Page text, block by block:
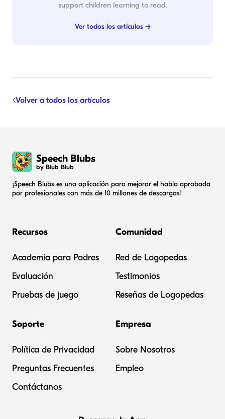
support children learning to read.
Ver todos los artículos →
Volver a todos los artículos
Speech Blubs
by Blub Blub
¡Speech Blubs es una aplicación para mejorar el habla aprobada
por profesionales con más de 10 millones de descargas!
Recursos
Academia para Padres
Evaluación
Pruebas de juego
Comunidad
Red de Logopedas
Testimonios
Reseñas de Logopedas
Soporte
Política de Privacidad
Preguntas Frecuentes
Contáctanos
Empresa
Sobre Nosotros
Empleo